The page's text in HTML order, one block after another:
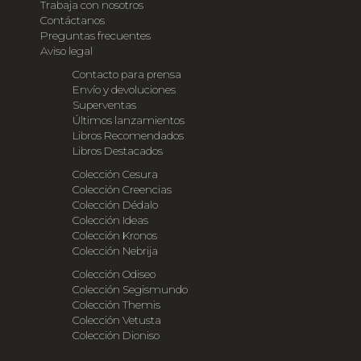
Trabaja con nosotros
Contáctanos
Preguntas frecuentes
Aviso legal
Contacto para prensa
Envío y devoluciones
Superventas
Últimos lanzamientos
Libros Recomendados
Libros Destacados
Colección Cesura
Colección Creencias
Colección Dédalo
Colección Ideas
Colección Kronos
Colección Nebrija
Colección Odiseo
Colección Segismundo
Colección Themis
Colección Vetusta
Colección Dioniso